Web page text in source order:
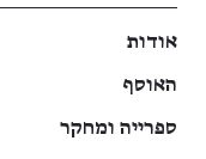
אודות
האוסף
ספרייה ומחקר